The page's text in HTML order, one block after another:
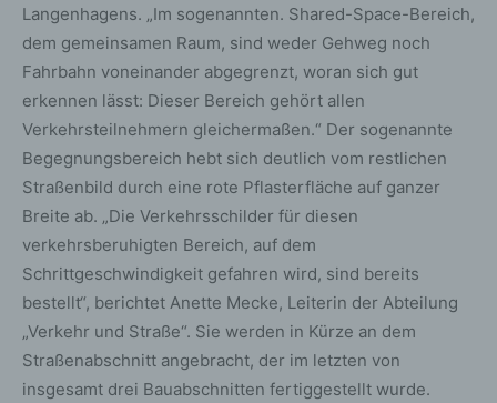
Langenhagens. „Im sogenannten. Shared-Space-Bereich,
dem gemeinsamen Raum, sind weder Gehweg noch
Fahrbahn voneinander abgegrenzt, woran sich gut
erkennen lässt: Dieser Bereich gehört allen
Verkehrsteilnehmern gleichermaßen.“ Der sogenannte
Begegnungsbereich hebt sich deutlich vom restlichen
Straßenbild durch eine rote Pflasterfläche auf ganzer
Breite ab. „Die Verkehrsschilder für diesen
verkehrsberuhigten Bereich, auf dem
Schrittgeschwindigkeit gefahren wird, sind bereits
bestellt“, berichtet Anette Mecke, Leiterin der Abteilung
„Verkehr und Straße“. Sie werden in Kürze an dem
Straßenabschnitt angebracht, der im letzten von
insgesamt drei Bauabschnitten fertiggestellt wurde.